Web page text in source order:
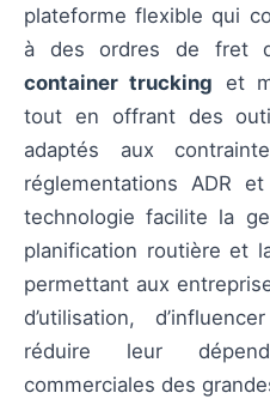
plateforme flexible qui
à des ordres de fret
container trucking et
tout en offrant des
adaptés aux
réglementations ADR
technologie facilite la
planification routière et
permettant aux
d’utilisation,
réduire leur
commerciales des